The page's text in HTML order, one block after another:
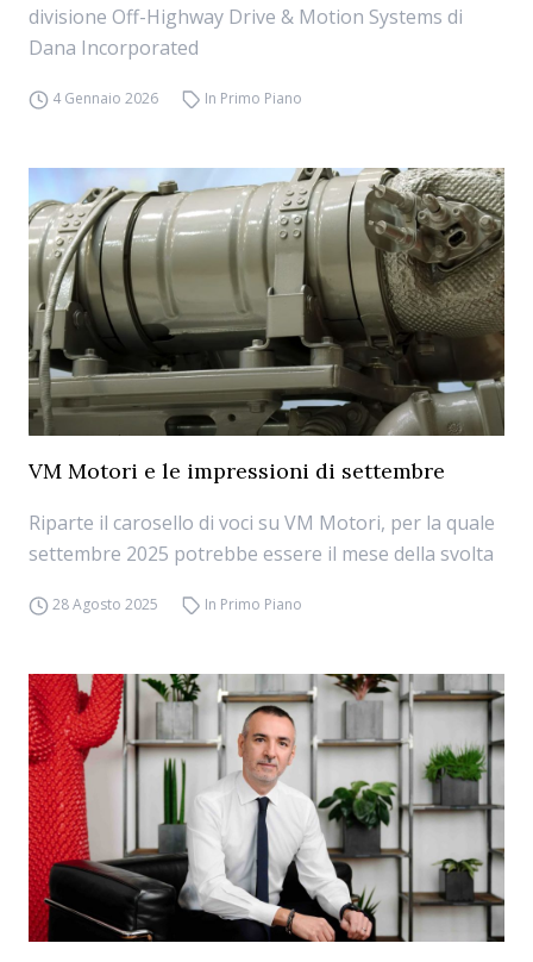
divisione Off-Highway Drive & Motion Systems di
Dana Incorporated
4 Gennaio 2026 In Primo Piano
VM Motori e le impressioni di settembre
Riparte il carosello di voci su VM Motori, per la quale
settembre 2025 potrebbe essere il mese della svolta
28 Agosto 2025 In Primo Piano